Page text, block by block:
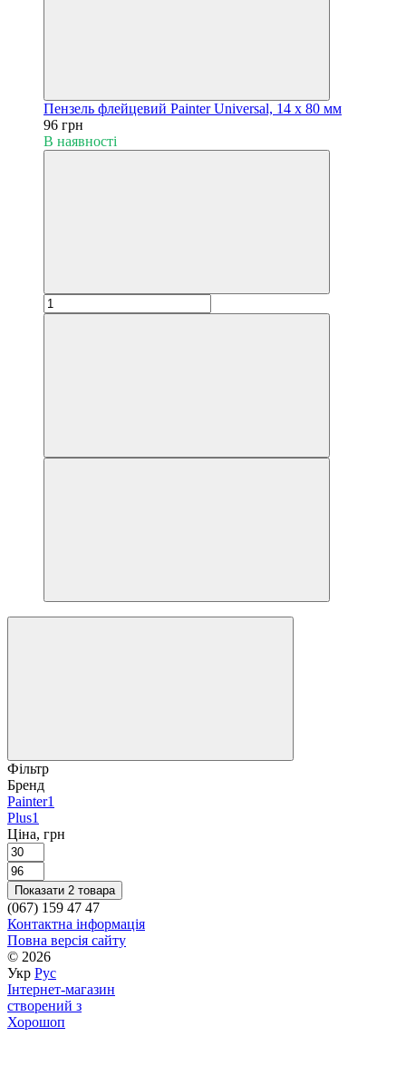
Пензель флейцевий Painter Universal, 14 х 80 мм
96 грн
В наявності
Фільтр
Бренд
Painter1
Plus1
Ціна, грн
Показати 2 товара
(067) 159 47 47
Контактна інформація
Повна версія сайту
© 2026
Укр Рус
Інтернет-магазин
створений з
Хорошоп